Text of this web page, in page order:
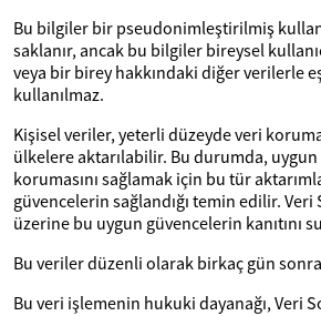
Bu bilgiler bir pseudonimleştirilmiş
saklanır, ancak bu bilgiler bireysel
veya bir birey hakkındaki diğer verilerle
kullanılmaz.
Kişisel veriler, yeterli düzeyde veri
ülkelere aktarılabilir. Bu durumda,
korumasını sağlamak için bu tür
güvencelerin sağlandığı temin edilir.
üzerine bu uygun güvencelerin kanıtını
Bu veriler düzenli olarak birkaç gün
Bu veri işlemenin hukuki dayanağı, Veri